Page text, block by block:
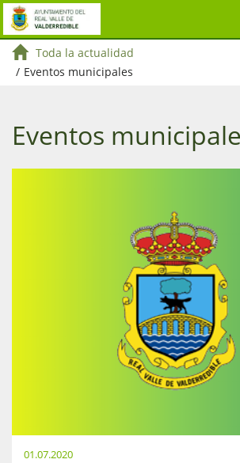
Toda la actualidad
/ Eventos municipales
Eventos
01.07.2020